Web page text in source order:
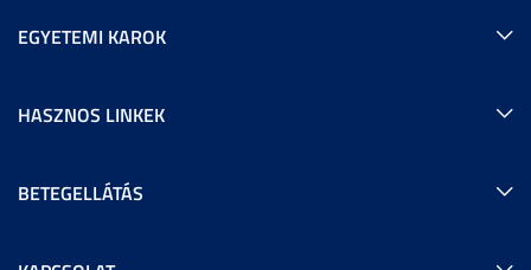
EGYETEMI KAROK
HASZNOS LINKEK
BETEGELLÁTÁS